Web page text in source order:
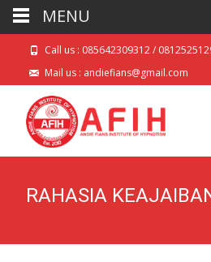
Call us : 085642309312 /
Mail us : andiefians@gmail.com
RAHASIA
MENU